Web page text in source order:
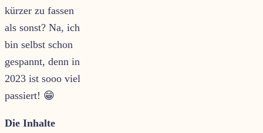
kürzer zu fassen
als sonst? Na, ich
bin selbst schon
gespannt, denn in
2023 ist sooo viel
passiert! 😁
Die Inhalte